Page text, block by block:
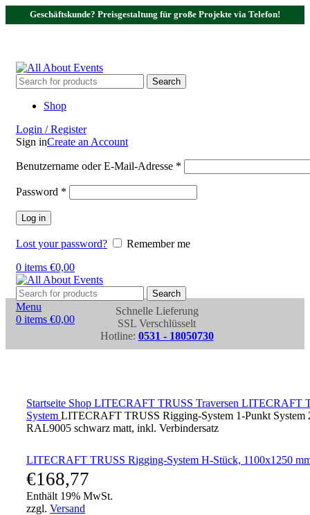
Geschäftskunde? Preisgestaltung für große Projekte via Telefon!
Search
Shop
Login / Register
Sign inCreate an Account
Benutzername oder E-Mail-Adresse *
Password *
Log in
Lost your password?
Remember me
0 items €0,00
Search
Menu
0 items €0,00
Schnelle Lieferung
SSL Verschlüsselt
Hotline: 0531 - 18050730
Startseite Shop LITECRAFT TRUSS Traversen LITECRAFT
System LITECRAFT TRUSS Rigging-System 1-Punkt System
RAL9005 schwarz matt, inkl. Verbindersatz
LITECRAFT TRUSS Rigging-System H-Stück, 1100x1250
€168,77
Enthält 19% MwSt.
zzgl. Versand